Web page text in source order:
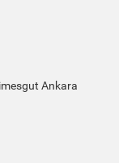
Ankara